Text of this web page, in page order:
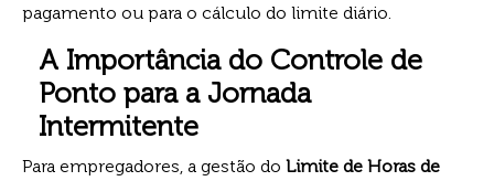
pagamento ou para o cálculo do limite diário.
A Importância do Controle de
Ponto para a Jornada
Intermitente
Para empregadores, a gestão do Limite de Horas de